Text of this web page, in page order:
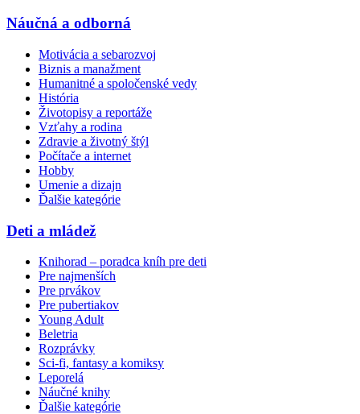
Náučná a odborná
Motivácia a sebarozvoj
Biznis a manažment
Humanitné a spoločenské vedy
História
Životopisy a reportáže
Vzťahy a rodina
Zdravie a životný štýl
Počítače a internet
Hobby
Umenie a dizajn
Ďalšie kategórie
Deti a mládež
Knihorad – poradca kníh pre deti
Pre najmenších
Pre prvákov
Pre pubertiakov
Young Adult
Beletria
Rozprávky
Sci-fi, fantasy a komiksy
Leporelá
Náučné knihy
Ďalšie kategórie